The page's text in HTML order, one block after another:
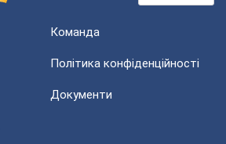
Команда
Політика конфіденційності
Документи